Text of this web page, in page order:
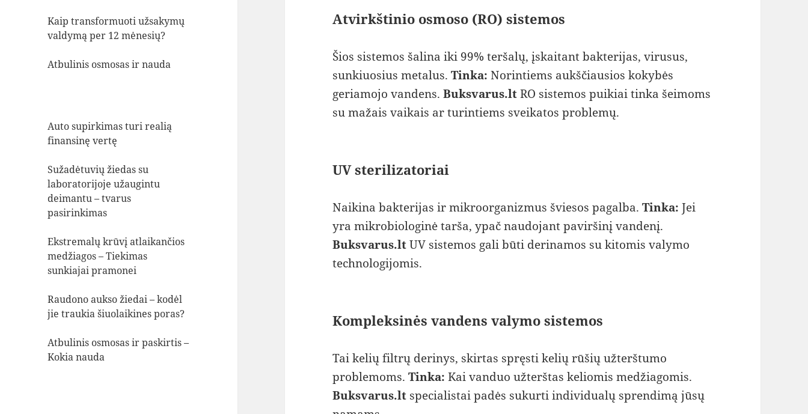
Kaip transformuoti užsakymų
valdymą per 12 mėnesių?
Atbulinis osmosas ir nauda
Auto supirkimas turi realią
finansinę vertę
Sužadėtuvių žiedas su
laboratorijoje užaugintu
deimantu – tvarus
pasirinkimas
Ekstremalų krūvį atlaikančios
medžiagos – Tiekimas
sunkiajai pramonei
Raudono aukso žiedai – kodėl
jie traukia šiuolaikines poras?
Atbulinis osmosas ir paskirtis –
Kokia nauda
Atvirkštinio osmoso (RO) sistemos
Šios sistemos šalina iki 99% teršalų, įskaitant bakterijas, virusus,
sunkiuosius metalus.Tinka: Norintiems aukščiausios kokybės
geriamojo vandens.Buksvarus.ltRO sistemos puikiai tinka šeimoms
su mažais vaikais ar turintiems sveikatos problemų.
UV sterilizatoriai
Naikina bakterijas ir mikroorganizmus šviesos pagalba.Tinka: Jei
yra mikrobiologinė tarša, ypač naudojant paviršinį vandenį.
Buksvarus.ltUV sistemos gali būti derinamos su kitomis valymo
technologijomis.
Kompleksinės vandens valymo sistemos
Tai kelių filtrų derinys, skirtas spręsti kelių rūšių užterštumo
problemoms.Tinka: Kai vanduo užterštas keliomis medžiagomis.
Buksvarus.lt specialistai padės sukurti individualų sprendimą jūsų